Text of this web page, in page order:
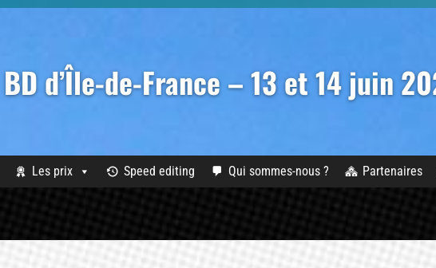
d’Île-de-France – 13 et 14 juin
Les prix Speed editing Qui sommes-nous ? Partenaires